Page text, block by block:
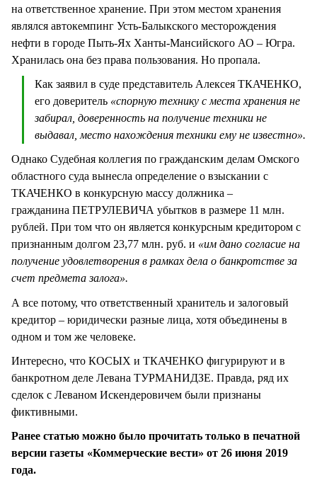
на ответственное хранение. При этом местом хранения
являлся автокемпинг Усть-Балыкского месторождения
нефти в городе Пыть-Ях Ханты-Мансийского АО – Югра.
Хранилась она без права пользования. Но пропала.
Как заявил в суде представитель Алексея ТКАЧЕНКО,
его доверитель «спорную технику с места хранения не
забирал, доверенность на получение техники не
выдавал, место нахождения техники ему не известно».
Однако Судебная коллегия по гражданским делам Омского
областного суда вынесла определение о взыскании с
ТКАЧЕНКО в конкурсную массу должника –
гражданина ПЕТРУЛЕВИЧА убытков в размере 11 млн.
рублей. При том что он является конкурсным кредитором с
признанным долгом 23,77 млн. руб. и «им дано согласие на
получение удовлетворения в рамках дела о банкротстве за
счет предмета залога».
А все потому, что ответственный хранитель и залоговый
кредитор – юридически разные лица, хотя объединены в
одном и том же человеке.
Интересно, что КОСЫХ и ТКАЧЕНКО фигурируют и в
банкротном деле Левана ТУРМАНИДЗЕ. Правда, ряд их
сделок с Леваном Искендеровичем были признаны
фиктивными.
Ранее статью можно было прочитать только в печатной
версии газеты «Коммерческие вести» от 26 июня 2019
года.